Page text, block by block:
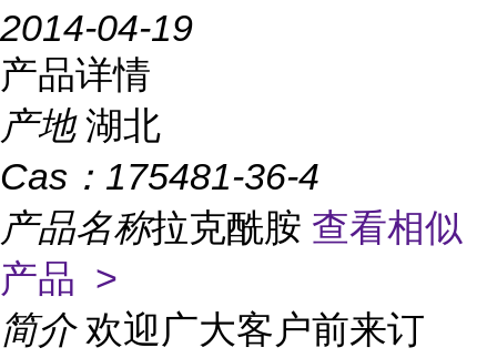
2014-04-19
产品详情
产地 湖北
Cas： 175481-36-4
产品名称拉克酰胺 查看相似
产品 >
简介 欢迎广大客户前来订